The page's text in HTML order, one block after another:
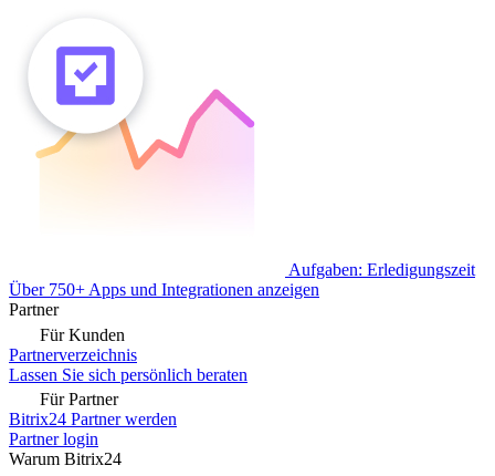
Aufgaben: Erledigungszeit
Über 750+ Apps und Integrationen anzeigen
Partner
Für Kunden
Partnerverzeichnis
Lassen Sie sich persönlich beraten
Für Partner
Bitrix24 Partner werden
Partner login
Warum Bitrix24